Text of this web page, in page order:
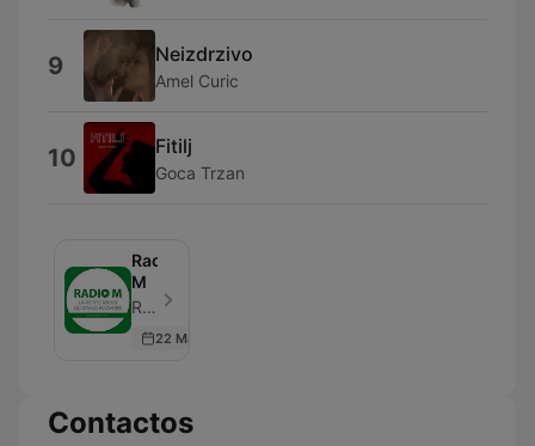
9 Neizdrzivo
Amel Curic
10 Fitilj
Goca Trzan
Radio
M
Radio M - Episodio 8
22 May 2022
Contactos